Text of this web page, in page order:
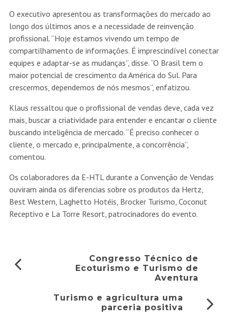
O executivo apresentou as transformações do mercado ao
longo dos últimos anos e a necessidade de reinvenção
profissional. “Hoje estamos vivendo um tempo de
compartilhamento de informações. É imprescindível conectar
equipes e adaptar-se as mudanças”, disse. “O Brasil tem o
maior potencial de crescimento da América do Sul. Para
crescermos, dependemos de nós mesmos”, enfatizou.
Klaus ressaltou que o profissional de vendas deve, cada vez
mais, buscar a criatividade para entender e encantar o cliente
buscando inteligência de mercado. “É preciso conhecer o
cliente, o mercado e, principalmente, a concorrência”,
comentou.
Os colaboradores da E-HTL durante a Convenção de Vendas
ouviram ainda os diferencias sobre os produtos da Hertz,
Best Western, Laghetto Hotéis, Brocker Turismo, Coconut
Receptivo e La Torre Resort, patrocinadores do evento.
Congresso Técnico de
Ecoturismo e Turismo de
Aventura
Turismo e agricultura uma
parceria positiva